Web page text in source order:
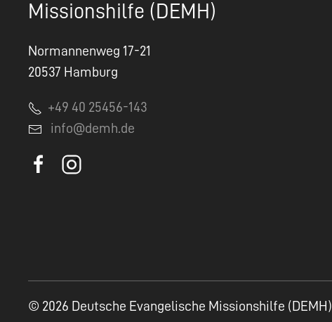
Missionshilfe (DEMH)
Normannenweg 17-21
20537 Hamburg
+49 40 25456-143
info@demh.de
© 2026 Deutsche Evangelische Missionshilfe (DEMH)